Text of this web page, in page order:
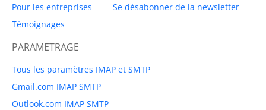
Pour les entreprises
Témoignages
Se désabonner de la newsletter
PARAMETRAGE
Tous les paramètres IMAP et SMTP
Gmail.com IMAP SMTP
Outlook.com IMAP SMTP